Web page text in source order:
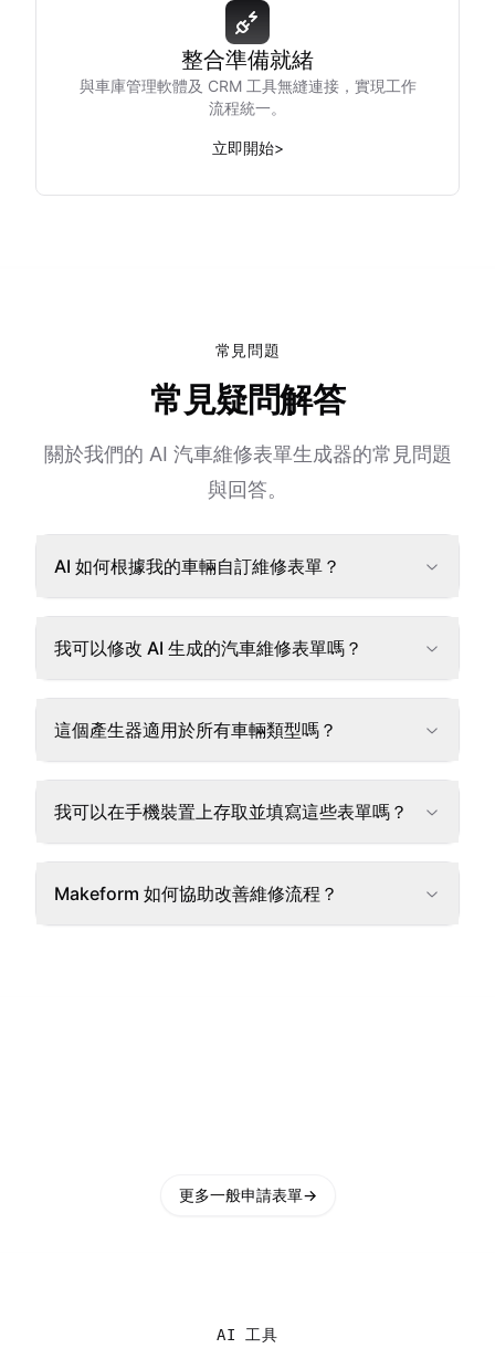
整合準備就緒
與車庫管理軟體及 CRM 工具無縫連接，實現工作
流程統一。
立即開始>
常見問題
常見疑問解答
關於我們的 AI 汽車維修表單生成器的常見問題
與回答。
AI 如何根據我的車輛自訂維修表單？
我可以修改 AI 生成的汽車維修表單嗎？
這個產生器適用於所有車輛類型嗎？
我可以在手機裝置上存取並填寫這些表單嗎？
Makeform 如何協助改善維修流程？
更多一般申請表單→
AI 工具